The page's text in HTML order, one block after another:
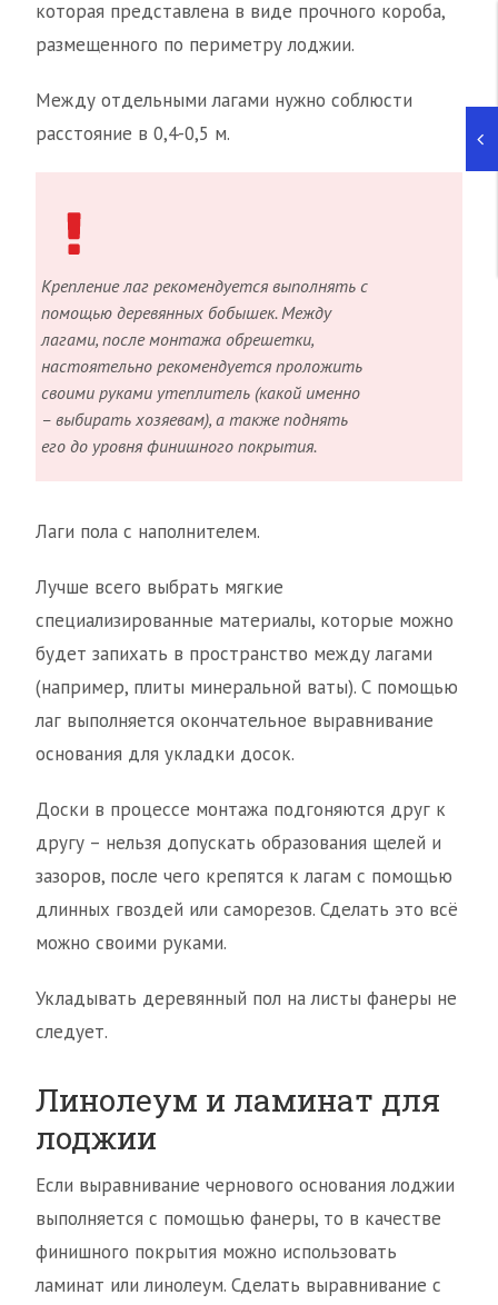
которая представлена в виде прочного короба,
размещенного по периметру лоджии.
Между отдельными лагами нужно соблюсти
расстояние в 0,4-0,5 м.
Крепление лаг рекомендуется выполнять с
помощью деревянных бобышек. Между
лагами, после монтажа обрешетки,
настоятельно рекомендуется проложить
своими руками утеплитель (какой именно
– выбирать хозяевам), а также поднять
его до уровня финишного покрытия.
Лаги пола с наполнителем.
Лучше всего выбрать мягкие
специализированные материалы, которые можно
будет запихать в пространство между лагами
(например, плиты минеральной ваты). С помощью
лаг выполняется окончательное выравнивание
основания для укладки досок.
Доски в процессе монтажа подгоняются друг к
другу – нельзя допускать образования щелей и
зазоров, после чего крепятся к лагам с помощью
длинных гвоздей или саморезов. Сделать это всё
можно своими руками.
Укладывать деревянный пол на листы фанеры не
следует.
Линолеум и ламинат для
лоджии
Если выравнивание чернового основания лоджии
выполняется с помощью фанеры, то в качестве
финишного покрытия можно использовать
ламинат или линолеум. Сделать выравнивание с